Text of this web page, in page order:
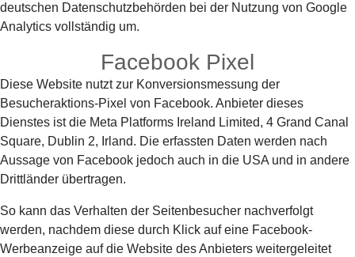
deutschen Datenschutzbehörden bei der Nutzung von Google
Analytics vollständig um.
Facebook Pixel
Diese Website nutzt zur Konversionsmessung der
Besucheraktions-Pixel von Facebook. Anbieter dieses
Dienstes ist die Meta Platforms Ireland Limited, 4 Grand Canal
Square, Dublin 2, Irland. Die erfassten Daten werden nach
Aussage von Facebook jedoch auch in die USA und in andere
Drittländer übertragen.
So kann das Verhalten der Seitenbesucher nachverfolgt
werden, nachdem diese durch Klick auf eine Facebook-
Werbeanzeige auf die Website des Anbieters weitergeleitet